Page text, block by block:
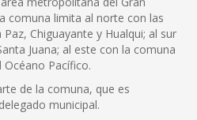
comuna limita al norte con las
Chiguayante y Hualqui; al sur
Juana; al este con la comuna
Pacífico.
de la comuna, que es
municipal.